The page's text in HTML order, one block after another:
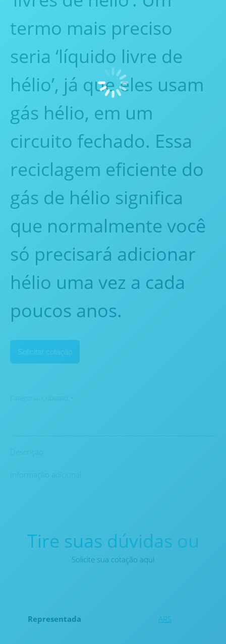
termo mais preciso
seria ‘líquido livre de
hélio’, já que eles usam
gás hélio, em um
circuito fechado. Essa
reciclagem eficiente do
gás de hélio significa
que normalmente você
só precisará adicionar
hélio uma vez a cada
poucos anos.
Solicitar cotação
Tire suas dúvidas ou
Solicite sua cotação aqui
Representada ARS